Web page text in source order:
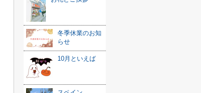
冬季休業のお知
らせ
10月といえば